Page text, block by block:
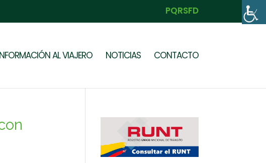
PQRSFD
AL VIAJERO NOTICIAS CONTACTO